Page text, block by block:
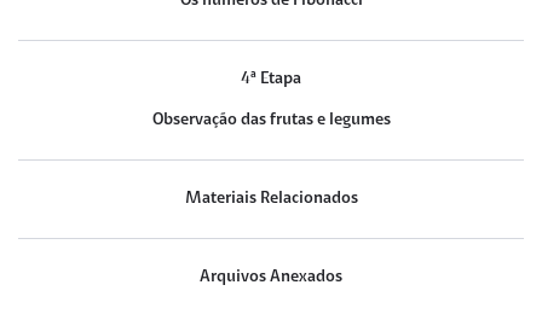
4ª Etapa
Observação das frutas e legumes
Materiais Relacionados
Arquivos Anexados